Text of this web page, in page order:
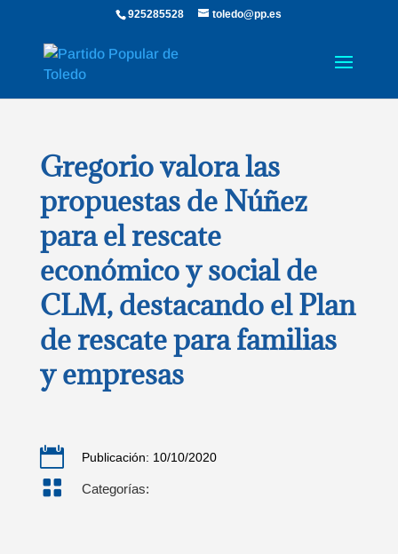
925285528 toledo@pp.es
Gregorio valora las
propuestas de Núñez
para el rescate
económico y social de
CLM, destacando el Plan
de rescate para familias
y empresas
 Publicación: 10/10/2020
 Categorías: